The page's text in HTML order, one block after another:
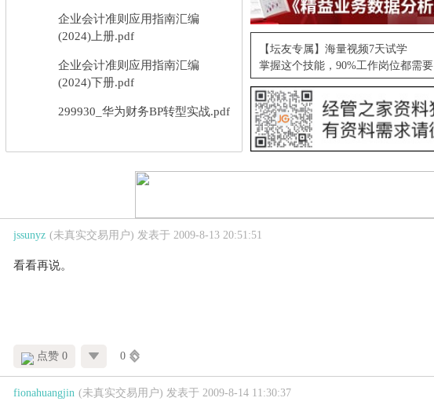
企业会计准则应用指南汇编
(2024)上册.pdf
企业会计准则应用指南汇编
(2024)下册.pdf
299930_华为财务BP转型实战.pdf
【坛友专属】海量视频7天试学
掌握这个技能，90%工作岗位都需要
jssunyz (未真实交易用户) 发表于 2009-8-13 20:51:51
看看再说。
点赞 0 0
fionahuangjin (未真实交易用户) 发表于 2009-8-14 11:30:37